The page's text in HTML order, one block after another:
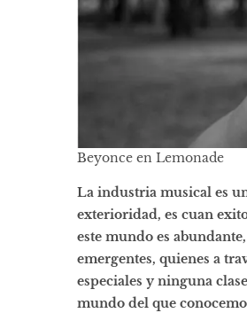
Beyonce en Lemonade
La industria musical es
exterioridad, es cuan
este mundo es
emergentes, quienes a
especiales y ninguna
mundo del que